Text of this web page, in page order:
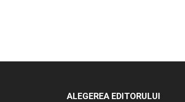
ALEGEREA EDITORULUI